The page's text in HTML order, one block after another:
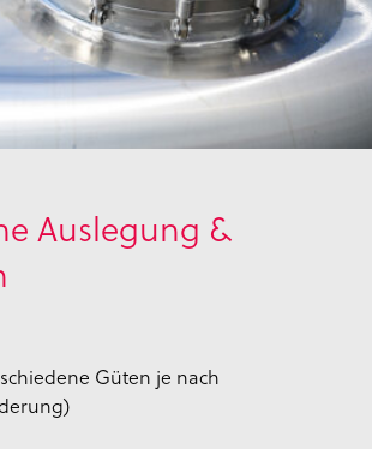
Auslegung &
Güten je nach